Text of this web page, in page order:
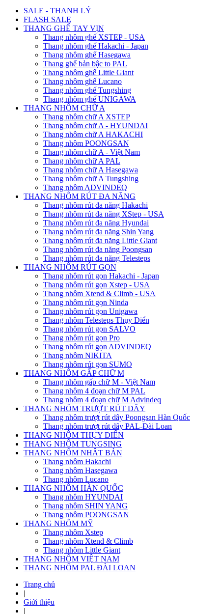
SALE - THANH LÝ
FLASH SALE
THANG GHẾ TAY VỊN
Thang nhôm ghế XSTEP - USA
Thang nhôm ghế Hakachi - Japan
Thang nhôm ghế Hasegawa
Thang ghế bản bậc to PAL
Thang nhôm ghế Little Giant
Thang nhôm ghế Lucano
Thang nhôm ghế Tungshing
Thang nhôm ghế UNIGAWA
THANG NHÔM CHỮ A
Thang nhôm chữ A XSTEP
Thang nhôm chữ A - HYUNDAI
Thang nhôm chữ A HAKACHI
Thang nhôm POONGSAN
Thang nhôm chữ A - Việt Nam
Thang nhôm chữ A PAL
Thang nhôm chữ A Hasegawa
Thang nhôm chữ A Tungshing
Thang nhôm ADVINDEQ
THANG NHÔM RÚT ĐA NĂNG
Thang nhôm rút đa năng Hakachi
Thang nhôm rút đa năng XStep - USA
Thang nhôm rút đa năng Hyundai
Thang nhôm rút đa năng Shin Yang
Thang nhôm rút đa năng Little Giant
Thang nhôm rút đa năng Poongsan
Thang nhôm rút đa năng Telesteps
THANG NHÔM RÚT GỌN
Thang nhôm rút gọn Hakachi - Japan
Thang nhôm rút gọn Xstep - USA
Thang nhôm Xtend & Climb - USA
Thang nhôm rút gọn Ninda
Thang nhôm rút gọn Unigawa
Thang nhôm Telesteps Thụy Điển
Thang nhôm rút gọn SALVO
Thang nhôm rút gọn Pro
Thang nhôm rút gọn ADVINDEQ
Thang nhôm NIKITA
Thang nhôm rút gọn SUMO
THANG NHÔM GẤP CHỮ M
Thang nhôm gấp chữ M - Việt Nam
Thang nhôm 4 đoạn chữ M PAL
Thang nhôm 4 đoạn chữ M Advindeq
THANG NHÔM TRƯỢT RÚT DÂY
Thang nhôm trượt rút dây Poongsan Hàn Quốc
Thang nhôm trượt rút dây PAL-Đài Loan
THANG NHÔM THỤY ĐIỂN
THANG NHÔM TUNGSING
THANG NHÔM NHẬT BẢN
Thang nhôm Hakachi
Thang nhôm Hasegawa
Thang nhôm Lucano
THANG NHÔM HÀN QUỐC
Thang nhôm HYUNDAI
Thang nhôm SHIN YANG
Thang nhôm POONGSAN
THANG NHÔM MỸ
Thang nhôm Xstep
Thang nhôm Xtend & Climb
Thang nhôm Little Giant
THANG NHÔM VIỆT NAM
THANG NHÔM PAL ĐÀI LOAN
Trang chủ
|
Giới thiệu
|